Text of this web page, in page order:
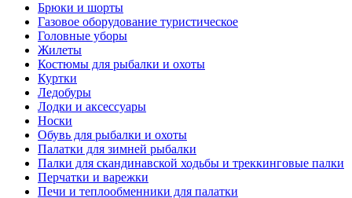
Брюки и шорты
Газовое оборудование туристическое
Головные уборы
Жилеты
Костюмы для рыбалки и охоты
Куртки
Ледобуры
Лодки и аксессуары
Носки
Обувь для рыбалки и охоты
Палатки для зимней рыбалки
Палки для скандинавской ходьбы и треккинговые палки
Перчатки и варежки
Печи и теплообменники для палатки